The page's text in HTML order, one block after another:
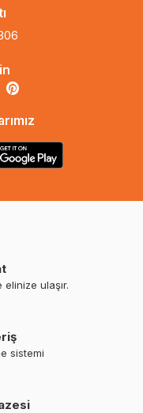
ulaşır.
sistemi